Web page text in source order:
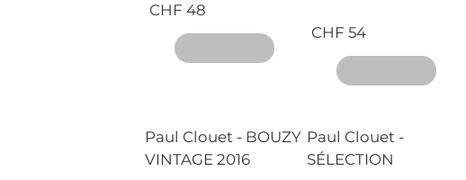
CHF 48
CHF 54
Paul Clouet - BOUZY
VINTAGE 2016
Paul Clouet -
SÉLECTION